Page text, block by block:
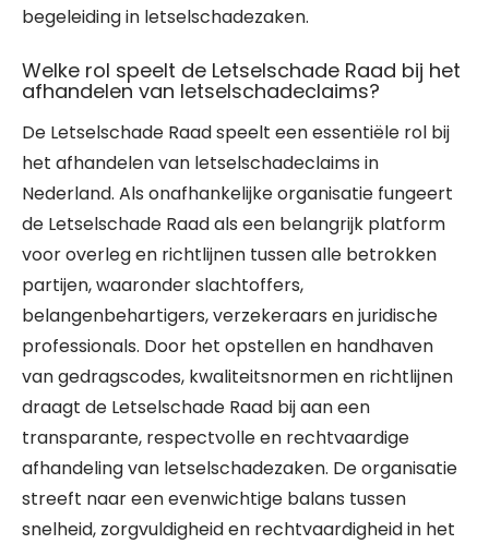
begeleiding in letselschadezaken.
Welke rol speelt de Letselschade Raad bij het
afhandelen van letselschadeclaims?
De Letselschade Raad speelt een essentiële rol bij
het afhandelen van letselschadeclaims in
Nederland. Als onafhankelijke organisatie fungeert
de Letselschade Raad als een belangrijk platform
voor overleg en richtlijnen tussen alle betrokken
partijen, waaronder slachtoffers,
belangenbehartigers, verzekeraars en juridische
professionals. Door het opstellen en handhaven
van gedragscodes, kwaliteitsnormen en richtlijnen
draagt de Letselschade Raad bij aan een
transparante, respectvolle en rechtvaardige
afhandeling van letselschadezaken. De organisatie
streeft naar een evenwichtige balans tussen
snelheid, zorgvuldigheid en rechtvaardigheid in het